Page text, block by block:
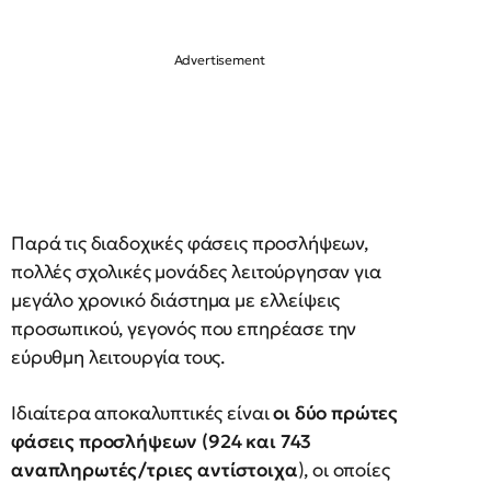
Παρά τις διαδοχικές φάσεις προσλήψεων,
πολλές σχολικές μονάδες λειτούργησαν για
μεγάλο χρονικό διάστημα με ελλείψεις
προσωπικού, γεγονός που επηρέασε την
εύρυθμη λειτουργία τους.
Ιδιαίτερα αποκαλυπτικές είναιοι δύο πρώτες
φάσεις προσλήψεων (924 και 743
αναπληρωτές/τριες αντίστοιχα), οι οποίες